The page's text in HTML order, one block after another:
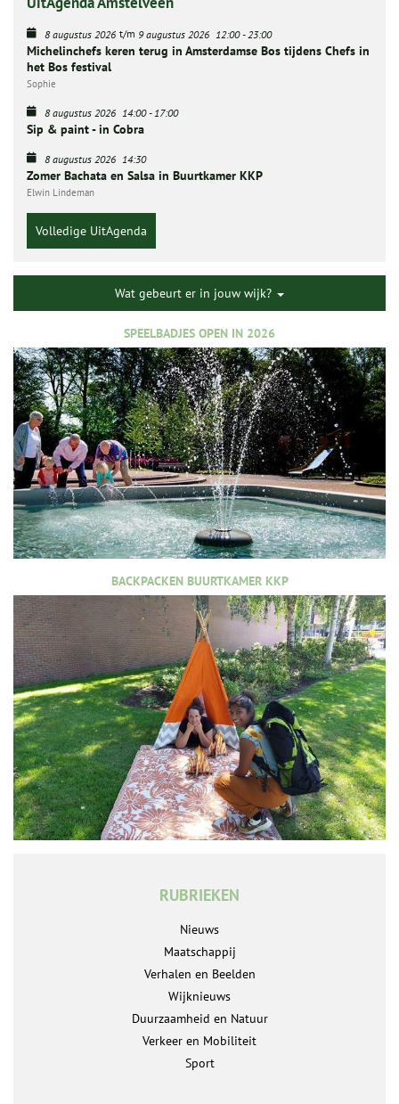
8 augustus 2026 t/m 9 augustus 2026 12:00-23:00
Michelinchefs keren terug in Amsterdamse Bos tijdens Chefs in
het Bos festival
Sophie
8 augustus 2026 14:00-17:00
Sip & paint - in Cobra
8 augustus 2026 14:30
Zomer Bachata en Salsa in Buurtkamer KKP
Elwin Lindeman
Volledige UitAgenda
Wat gebeurt er in jouw wijk?
SPEELBADJES OPEN IN 2026
BACKPACKEN BUURTKAMER KKP
RUBRIEKEN
Nieuws
Maatschappij
Verhalen en Beelden
Wijknieuws
Duurzaamheid en Natuur
Verkeer en Mobiliteit
Sport